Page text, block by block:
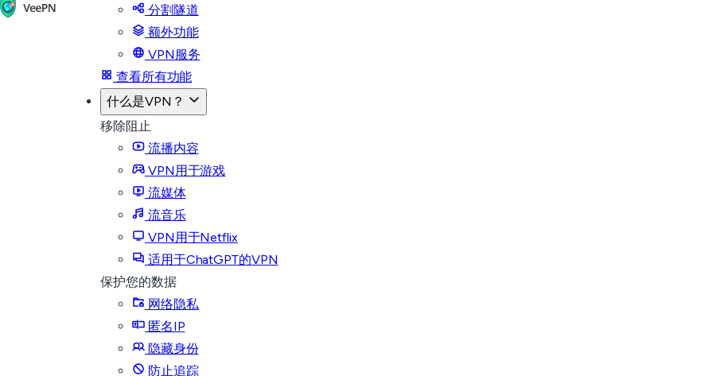
分割隧道
额外功能
VPN服务
查看所有功能
什么是VPN？
移除阻止
流播内容
VPN用于游戏
流媒体
流音乐
VPN用于Netflix
适用于ChatGPT的VPN
保护您的数据
网络隐私
匿名IP
隐藏身份
防止追踪